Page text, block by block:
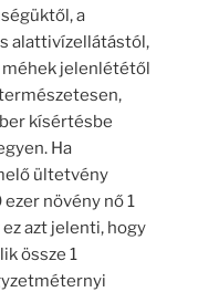
a
alattivízellátástól,
méhek jelenlététől
kísértésbe
Ha
ültetvény
növény nő 1
azt jelenti, hogy
össze 1